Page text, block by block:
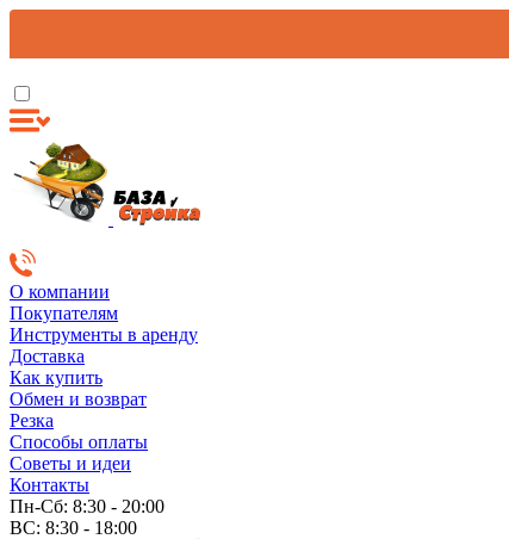
О компании
Покупателям
Инструменты в аренду
Доставка
Как купить
Обмен и возврат
Резка
Способы оплаты
Советы и идеи
Контакты
Пн-Сб: 8:30 - 20:00
ВС: 8:30 - 18:00